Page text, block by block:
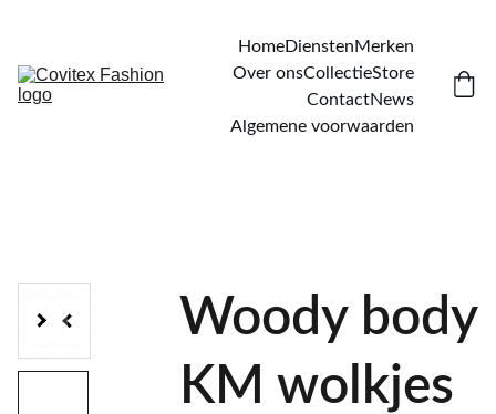
HomeDienstenMerken
Over onsCollectieStore
ContactNews
Algemene voorwaarden
Woody body
KM wolkjes